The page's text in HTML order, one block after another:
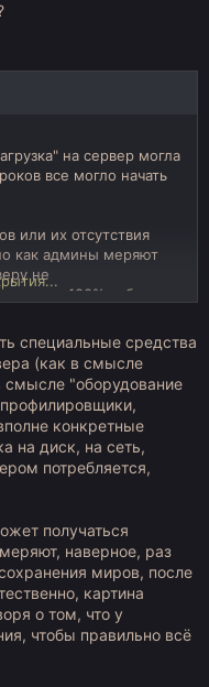
на сервер могла
все могло начать
или их отсутствия
как админы меряют
не
чем на 100% работать
специальные средства
(как в смысле
смысле "оборудование
конкретные
на диск, на сеть,
потребляется,
получаться
наверное, раз
миров, после
картина
о том, что у
чтобы правильно всё